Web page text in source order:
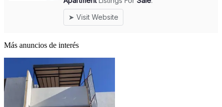
Más anuncios de interés